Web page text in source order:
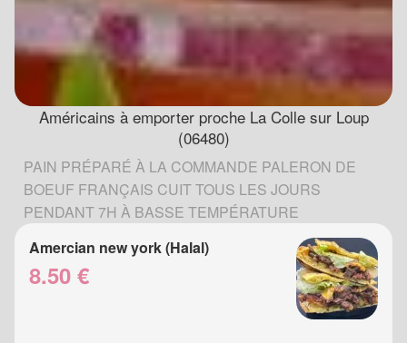
Américains à emporter proche La Colle sur Loup
(06480)
PAIN PRÉPARÉ À LA COMMANDE PALERON DE
BOEUF FRANÇAIS CUIT TOUS LES JOURS
PENDANT 7H À BASSE TEMPÉRATURE
Amercian new york (Halal)
8.50 €